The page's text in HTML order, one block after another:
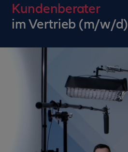
Kundenberater
im Vertrieb (m/w/d)